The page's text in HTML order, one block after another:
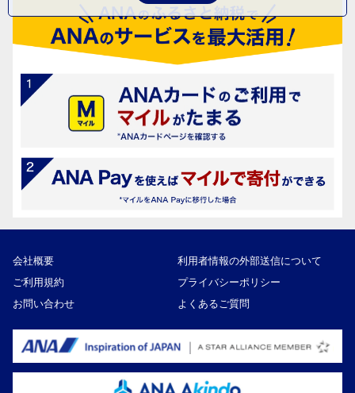
会社概要
利用者情報の外部送信について
ご利用規約
プライバシーポリシー
お問い合わせ
よくあるご質問